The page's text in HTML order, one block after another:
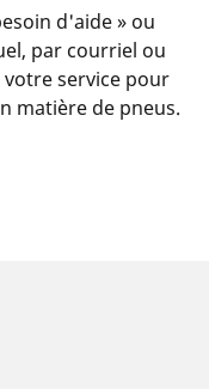
d'aide » ou
par courriel ou
service pour
matière de pneus.